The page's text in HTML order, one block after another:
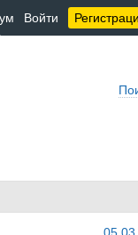
Войти